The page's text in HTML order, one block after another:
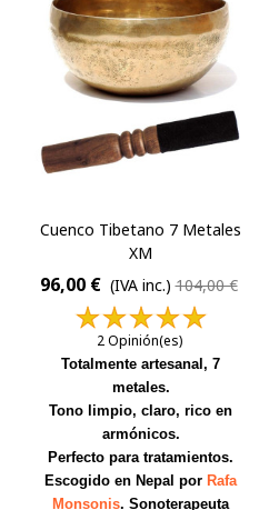
Cuenco Tibetano 7 Metales
XM
96,00 € (IVA inc.) 104,00 €
2 Opinión(es)
Totalmente artesanal, 7
metales.
Tono limpio, claro, rico en
armónicos.
Perfecto para tratamientos.
Escogido en Nepal por Rafa
Monsonis. Sonoterapeuta